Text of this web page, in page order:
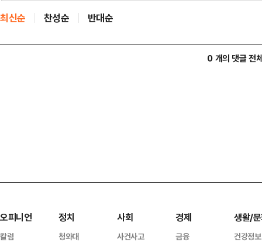
최신순 찬성순 반대순
0 개의 댓글 전
오피니언
칼럼
정치
청와대
사회
사건사고
경제
금융
생활/
건강정보